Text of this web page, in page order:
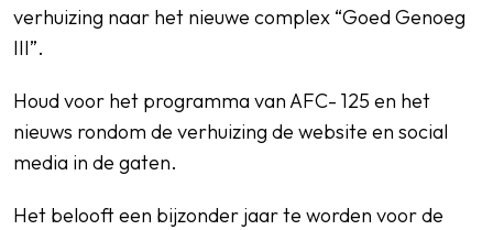
verhuizing naar het nieuwe complex “Goed Genoeg
III”.
Houd voor het programma van AFC- 125 en het
nieuws rondom de verhuizing de website en social
media in de gaten.
Het belooft een bijzonder jaar te worden voor de